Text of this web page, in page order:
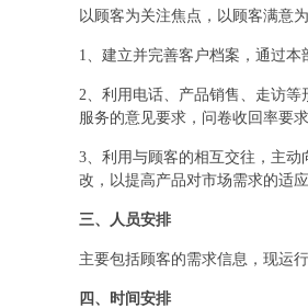
以顾客为关注焦点，以顾客满意
1、建立并完善客户档案，通过
2、利用电话、产品销售、走访
服务的意见要求，问卷收回率要
3、利用与顾客的相互交往，主
改，以提高产品对市场需求的适应
三、人员安排
主要包括顾客的需求信息，现运
四、时间安排